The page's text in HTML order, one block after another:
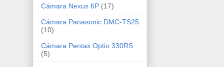
Cámara Nexus 6P (17)
Cámara Panasonic DMC-TS25
(10)
Cámara Pentax Optio 330RS
(5)